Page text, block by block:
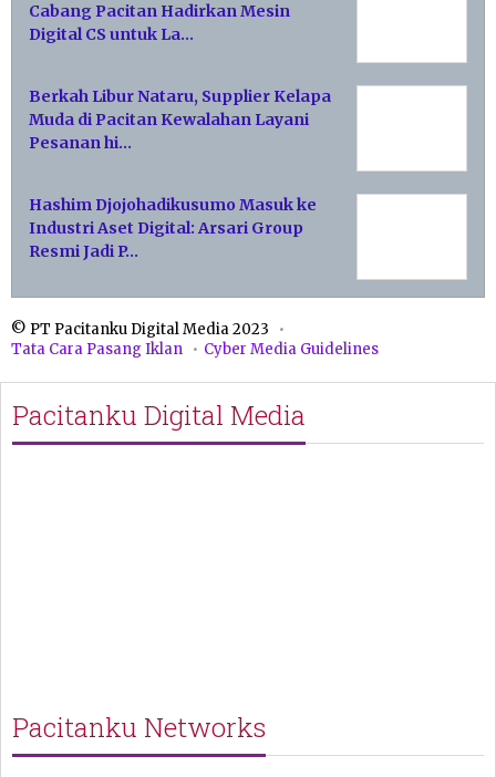
Cabang Pacitan Hadirkan Mesin
Digital CS untuk La…
Berkah Libur Nataru, Supplier Kelapa
Muda di Pacitan Kewalahan Layani
Pesanan hi…
Hashim Djojohadikusumo Masuk ke
Industri Aset Digital: Arsari Group
Resmi Jadi P…
© PT Pacitanku Digital Media 2023
Tata Cara Pasang Iklan
Cyber Media Guidelines
Pacitanku Digital Media
Pacitanku Networks